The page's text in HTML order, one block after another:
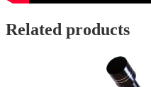
Related products